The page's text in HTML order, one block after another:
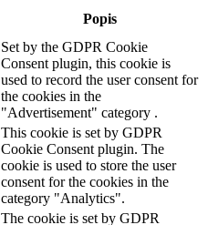
Popis
Set by the GDPR Cookie
Consent plugin, this cookie is
used to record the user consent for
the cookies in the
"Advertisement" category .
This cookie is set by GDPR
Cookie Consent plugin. The
cookie is used to store the user
consent for the cookies in the
category "Analytics".
The cookie is set by GDPR